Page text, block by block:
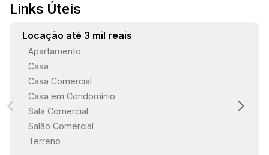
17:30
18:00
18:30
Links Úteis
Locação até 3 mil reais
Apartamento
Casa
Casa Comercial
Casa em Condomínio
Sala Comercial
Salão Comercial
Terreno